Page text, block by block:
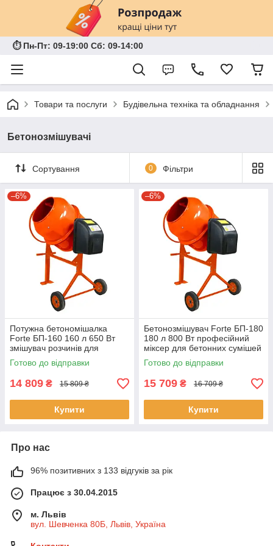
⏱ Пн-Пт: 09-19:00 Сб: 09-14:00
Товари та послуги Будівельна техніка та обладнання
Бетонозмішувачі
Сортування 0 Фільтри
–6%
Потужна бетономішалка
Forte БП-160 160 л 650 Вт
змішувач розчинів для
будівництва
Готово до відправки
14 809 ₴ 15 809 ₴
Купити
–6%
Бетонозмішувач Forte БП-180
180 л 800 Вт професійний
міксер для бетонних сумішей
Готово до відправки
15 709 ₴ 16 709 ₴
Купити
Про нас
96% позитивних з 133 відгуків за рік
Працює з 30.04.2015
м. Львів
вул. Шевченка 80Б, Львів, Україна